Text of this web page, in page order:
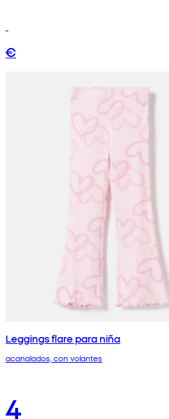
€
Leggings flare para niña
acanalados, con volantes
4